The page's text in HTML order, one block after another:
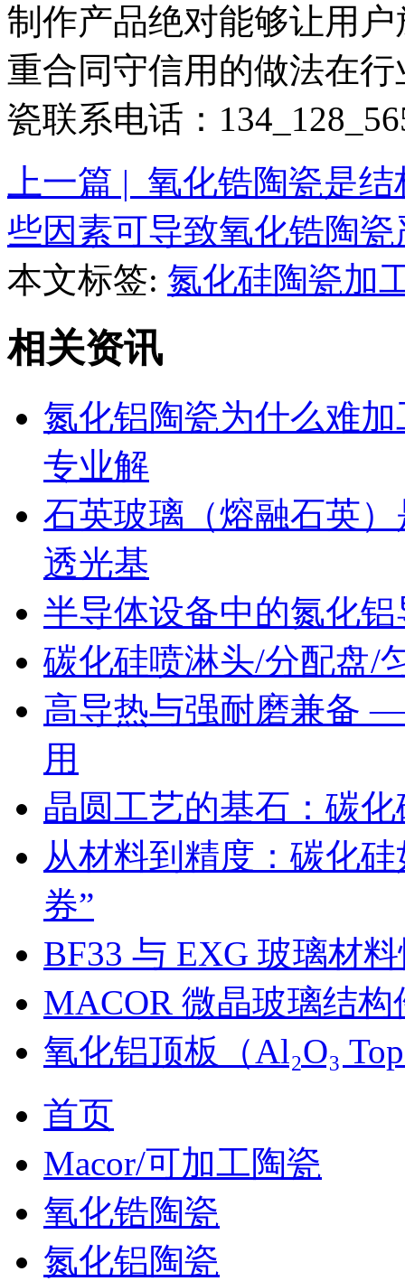
制作产品绝对能够让用
重合同守信用的做法在
瓷联系电话：
上一篇 | 氧化锆陶瓷是
些因素可导致氧化锆陶
本文标签: 氮化硅陶瓷加
相关资讯
氮化铝陶瓷为什么难
专业解
石英玻璃（熔融石英
透光基
半导体设备中的氮化
碳化硅喷淋头/分配盘/
高导热与强耐磨兼备
用
晶圆工艺的基石：碳
从材料到精度：碳化
券”
BF33 与 EXG 玻璃材
MACOR 微晶玻璃结
氧化铝顶板（Al₂O₃
首页
Macor/可加工陶瓷
氧化锆陶瓷
氮化铝陶瓷